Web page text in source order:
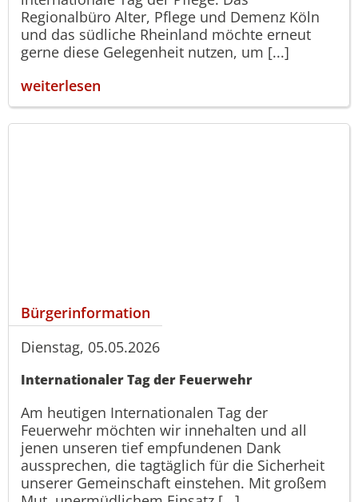
Regionalbüro Alter, Pflege und Demenz Köln
und das südliche Rheinland möchte erneut
gerne diese Gelegenheit nutzen, um [...]
weiterlesen
Bürgerinformation
Dienstag, 05.05.2026
Internationaler Tag der Feuerwehr
Am heutigen Internationalen Tag der
Feuerwehr möchten wir innehalten und all
jenen unseren tief empfundenen Dank
aussprechen, die tagtäglich für die Sicherheit
unserer Gemeinschaft einstehen. Mit großem